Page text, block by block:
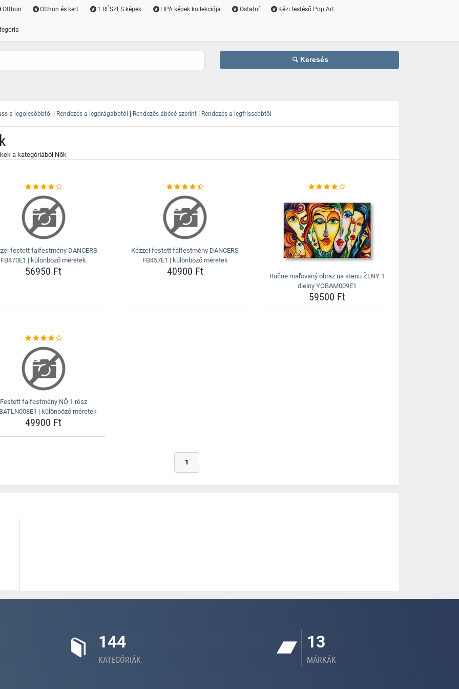
Otthon Otthon és kert 1 RÉSZES képek LIPA képek kollekciója Ostatní Kézi festésű Pop Art
Keresés
a legolcsóbbtól | Rendezés a legdrágábbtól | Rendezés ábécé szerint | Rendezés a legfrissebbtől
a kategóriából Nők
festett falfestmény DANCERS
FB470E1 | különböző méretek
56950 Ft
Kézzel festett falfestmény DANCERS
FB457E1 | különböző méretek
40900 Ft
Ručne maľovaný obraz na stenu ŽENY 1
dielny YOBAM009E1
59500 Ft
Festett falfestmény NŐ 1 rész
| különböző méretek
49900 Ft
1
144
KATEGÓRIÁK
13
MÁRKÁK